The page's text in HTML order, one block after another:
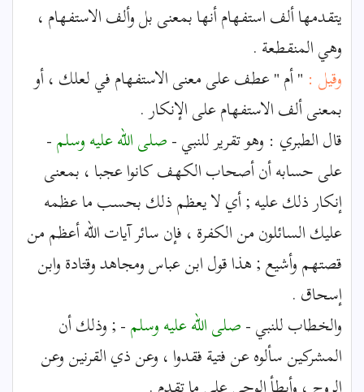
يتقدمها ألف استفهام أنها بمعنى بل وألف الاستفهام ،
وهي المنقطعة .
وقيل : " أم " عطف على معنى الاستفهام في لعلك ، أو
بمعنى ألف الاستفهام على الإنكار .
قال الطبري : وهو تقرير للنبي -صلى الله عليه وسلم-
على حسابه أن أصحاب الكهف كانوا عجبا ، بمعنى
إنكار ذلك عليه ; أي لا يعظم ذلك بحسب ما عظمه
عليك السائلون من الكفرة ، فإن سائر آيات الله أعظم من
قصتهم وأشيع ; هذا قول ابن عباس ومجاهد وقتادة وابن
إسحاق .
والخطاب للنبي -صلى الله عليه وسلم- ; وذلك أن
المشركين سألوه عن فتية فقدوا ، وعن ذي القرنين وعن